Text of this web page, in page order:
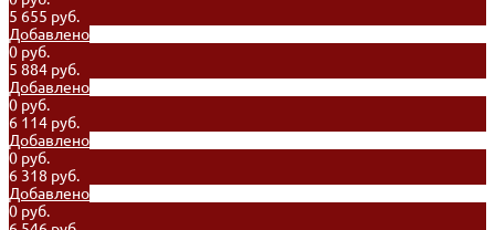
5 655 руб.
Добавлено
0 руб.
5 884 руб.
Добавлено
0 руб.
6 114 руб.
Добавлено
0 руб.
6 318 руб.
Добавлено
0 руб.